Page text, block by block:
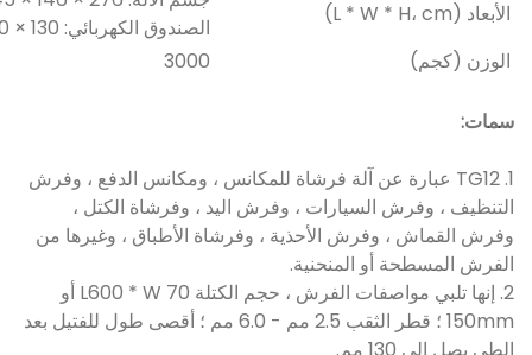
الأبعاد (L * W * H، cm)
الصندوق الكهربائي: 130 × 40 × 200
الوزن (كجم)
3000
سمات:
1. TG12 عبارة عن آلة فرشاة للمكانس ، ومكانس الدفع ، وفرش
التنظيف ، وفرش السيارات ، وفرش اليد ، وفرشاة الكتل ،
وفرش القماش ، وفرش الأحذية ، وفرشاة الأطباق ، وغيرها من
الفرش المسطحة أو المنحنية.
2. إنها تلبي مواصفات الفرش ، حجم الكتلة L600 * W 70 أو
150mm ؛ قطر الثقب 2.5 مم - 6.0 مم ؛ أقصى طول للفتيل بعد
الطي يصل إلى 130 مم.